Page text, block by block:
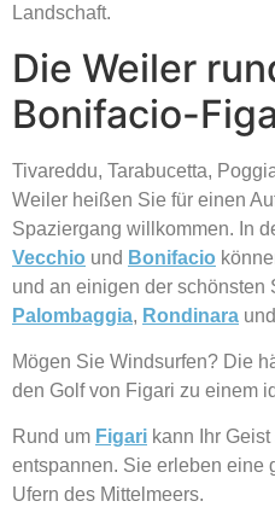
Landschaft.
Die Weiler
Bonifacio-
Tivareddu, Tarabucetta,
Weiler heißen Sie für einen
Spaziergang willkommen. In
Vecchio und Bonifacio
und an einigen der schönsten
Palombaggia, Rondinara und
Mögen Sie Windsurfen? Die
den Golf von Figari zu einem
Rund um Figari kann Ihr
entspannen. Sie erleben eine
Ufern des Mittelmeers.